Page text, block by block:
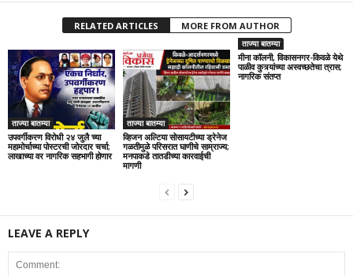
RELATED ARTICLES MORE FROM AUTHOR
ताज्या बातम्या
उपवर्गीकरण विरोधी २४ जुलै च्या
महामोर्चाच्या पोस्टरची जोरदार चर्चा;
लाखाच्या वर नागरिक सहभागी होणार
ताज्या बातम्या
व्हिजन अल्टिया सोसायटीच्या ड्रेनेज
गळतीमुळे परिसरात घाणीचे साम्राज्य;
मनपाकडे तातडीच्या कारवाईची
मागणी
ताज्या बातम्या
मीना कॉलनी, विकासनगर-किवळे येथे
पाळीव कुत्र्यांच्या अस्वच्छतेचा त्रास;
नागरिक संतप्त
LEAVE A REPLY